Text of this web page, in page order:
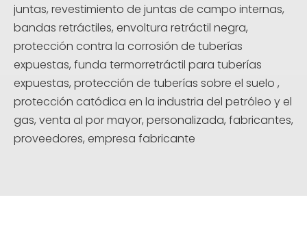
juntas, revestimiento de juntas de campo internas,
bandas retráctiles, envoltura retráctil negra,
protección contra la corrosión de tuberías
expuestas, funda termorretráctil para tuberías
expuestas, protección de tuberías sobre el suelo ,
protección catódica en la industria del petróleo y el
gas, venta al por mayor, personalizada, fabricantes,
proveedores, empresa fabricante